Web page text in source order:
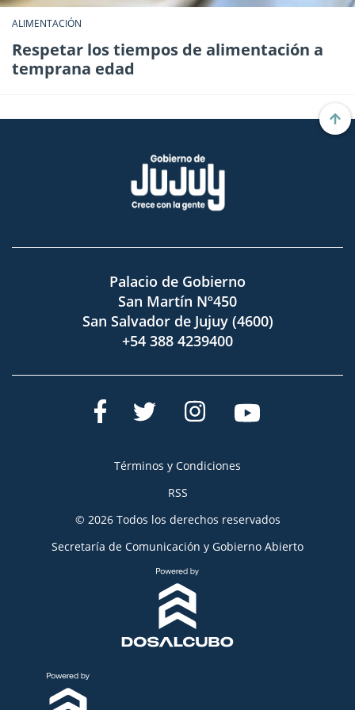
ALIMENTACIÓN
Respetar los tiempos de alimentación a
temprana edad
Palacio de Gobierno
San Martín Nº450
San Salvador de Jujuy (4600)
+54 388 4239400
Términos y Condiciones
RSS
© 2026 Todos los derechos reservados
Secretaría de Comunicación y Gobierno Abierto